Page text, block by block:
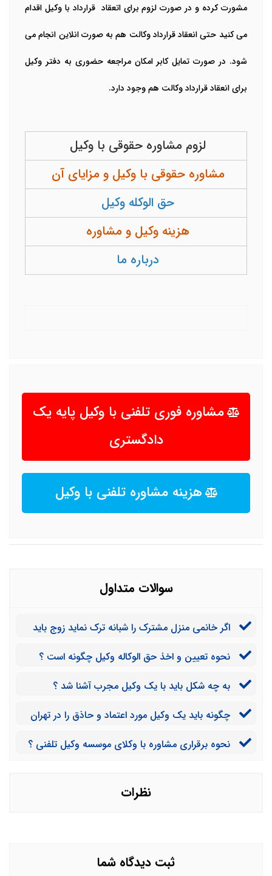
مشورت کرده و در صورت لزوم برای اتعقاد قرارداد با وکیل اقدام
می کنید حتی انعقاد قرارداد وکالت هم به صورت انلاین انجام می
شود. در صورت تمایل کابر امکان مراجعه حضوری به دفتر وکیل
برای انعقاد قرارداد وکالت هم وجود دارد.
لزوم مشاوره حقوقی با وکیل
مشاوره حقوقی با وکیل و مزایای آن
حق الوکله وکیل
هزینه وکیل و مشاوره
درباره ما
مشاوره فوری تلفنی با وکیل پایه یک
دادگستری
هزینه مشاوره تلفنی با وکیل
سوالات متداول
اگر خانمی منزل مشترک را شبانه ترک نماید زوج باید
نحوه تعیین و اخذ حق الوکاله وکیل چگونه است ؟
به چه شکل باید با یک وکیل مجرب آشنا شد ؟
چگونه باید یک وکیل مورد اعتماد و حاذق را در تهران
نحوه برقراری مشاوره با وکلای موسسه وکیل تلفنی ؟
نظرات
ثبت دیدگاه شما